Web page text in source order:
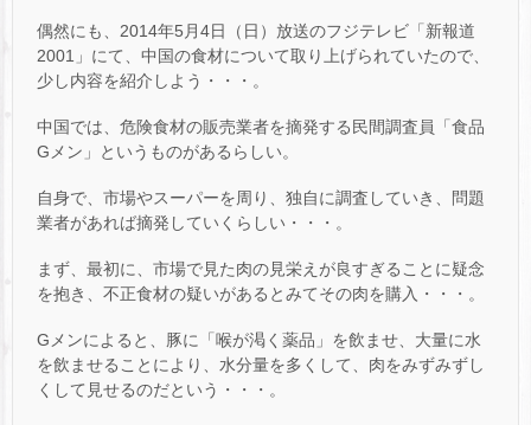
偶然にも、2014年5月4日（日）放送のフジテレビ「新報道
2001」にて、中国の食材について取り上げられていたので、
少し内容を紹介しよう・・・。
中国では、危険食材の販売業者を摘発する民間調査員「食品
Gメン」というものがあるらしい。
自身で、市場やスーパーを周り、独自に調査していき、問題
業者があれば摘発していくらしい・・・。
まず、最初に、市場で見た肉の見栄えが良すぎることに疑念
を抱き、不正食材の疑いがあるとみてその肉を購入・・・。
Gメンによると、豚に「喉が渇く薬品」を飲ませ、大量に水
を飲ませることにより、水分量を多くして、肉をみずみずし
くして見せるのだという・・・。